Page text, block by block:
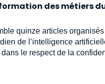
des métiers
quinze articles
de l’intelligence
le respect de la